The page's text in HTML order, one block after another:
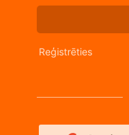
Reģistrēties